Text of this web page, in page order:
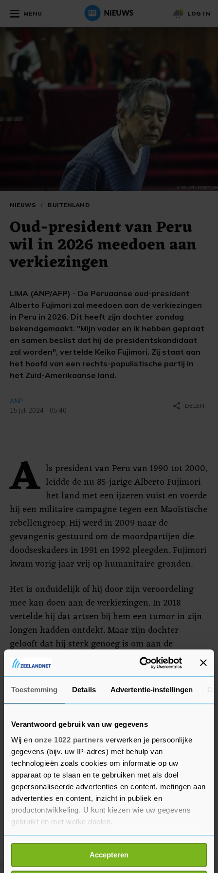
Toestemming Details Advertentie-instellingen
Verantwoord gebruik van uw gegevens
Wij en onze 1022 partners verwerken je persoonlijke
gegevens (bijv. uw IP-adres) met behulp van
technologieën zoals cookies om informatie op uw
apparaat op te slaan en te gebruiken met als doel
gepersonaliseerde advertenties en content, metingen aan
advertenties en content, inzicht in publiek en
productontwikkeling. U kunt kiezen wie uw gegevens
gebruikt en met welke doelen.
Als u het toestaat, willen we ook graag:
Informatie verzamelen over uw geografische
locatie, die tot een paar meter nauwkeurig kan zijn
Accepteren
MENU LOG IN
NIEUWS / BUITENLAND
Oud-president van Peru
wil in 2026 meedoen aan
verkiezingen
LIMA (ANP/AFP) - De Peruaanse oud-president
Alberto Fujimori zal meedoen aan de verkiezingen
in Peru in 2026. Dit heeft zijn dochter zondag
bekendgemaakt. "Mijn vader en ik hebben gepraat
en samen beslist dat hij de presidentskandidaat
zal worden", vertelde Keiko Fujimori. Zij staat aan
het hoofd van een rechts-populistische partij in
het Zuid-Amerikaanse land.
ANP
15 juli 2024 - 05:40
share DELEN
A ls president van Peru van 1990 tot 2000,
leidde de nu 85-jarige Alberto Fujimori
het land met een ijzeren vuist en voerde
hij een militaire campagne tegen een Maoïstische
rebellengroep. Hij werd in 2009 naar de
gevangenis gestuurd om de moordpartijen die
doodseskaders in 1991 en 1992 pleegden. Fujimori
kwam vorig jaar vrij op humanitaire gronden.
Het is onduidelijk of hij door zijn veroordeling
mee kan doen aan de verkiezingen. In 2018
vertelde hij dat artsen bij hem een tumor in zijn
longen hadden ontdekt. Maar zijn dochter
gelooft dat hij sterk genoeg is om aan de
verkiezingen deel te nemen, vertelde ze aan
dagblad El Comercio.